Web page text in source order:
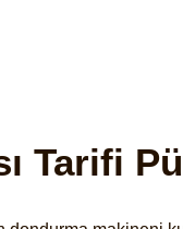
Tarifi